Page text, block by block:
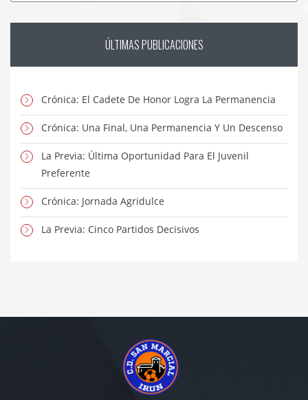
ÚLTIMASPUBLICACIONES
Crónica: El Cadete De Honor Logra La Permanencia
Crónica: Una Final, Una Permanencia Y Un Descenso
La Previa: Última Oportunidad Para El Juvenil
Preferente
Crónica: Jornada Agridulce
La Previa: Cinco Partidos Decisivos